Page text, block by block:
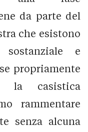
da parte del
che esistono
e
propriamente
la casistica
rammentare
senza alcuna